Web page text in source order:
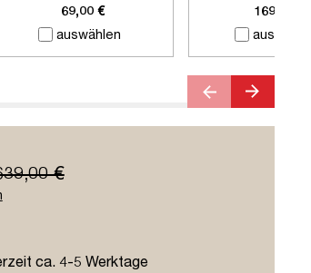
auswählen
69,00 €
Länge:
169,00 €
€
ca. 4-5 Werktage